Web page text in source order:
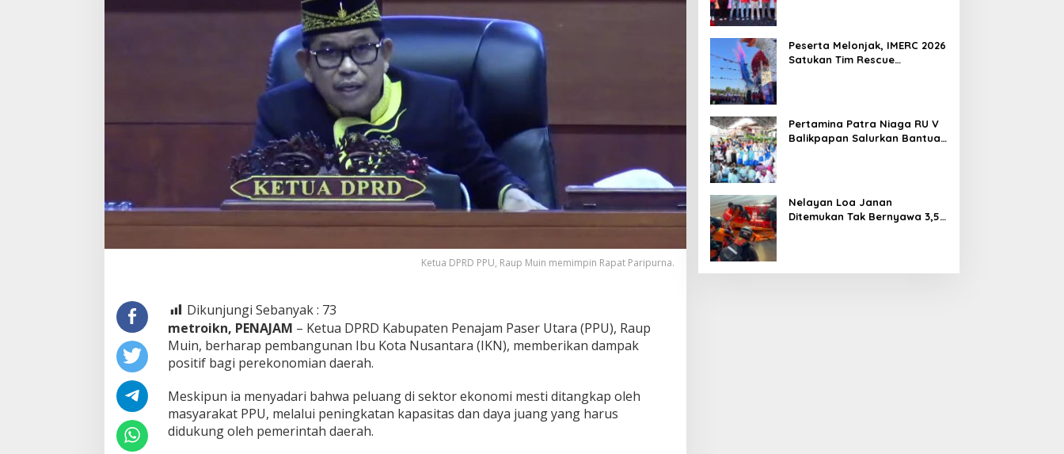
Ketua DPRD PPU, Raup Muin memimpin Rapat Paripurna.
Dikunjungi Sebanyak : 73
metroikn, PENAJAM – Ketua DPRD Kabupaten Penajam Paser Utara (PPU), Raup
Muin, berharap pembangunan Ibu Kota Nusantara (IKN), memberikan dampak
positif bagi perekonomian daerah.
Meskipun ia menyadari bahwa peluang di sektor ekonomi mesti ditangkap oleh
masyarakat PPU, melalui peningkatan kapasitas dan daya juang yang harus
didukung oleh pemerintah daerah.
Peserta Melonjak, IMERC 2026
Satukan Tim Rescue
Pertamina Patra Niaga RU V
Balikpapan Salurkan Bantuan
Nelayan Loa Janan
Ditemukan Tak Bernyawa 3,5